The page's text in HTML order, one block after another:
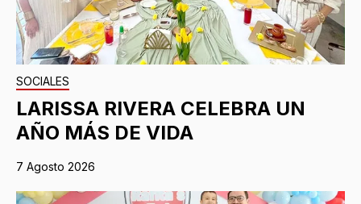
SOCIALES
LARISSA RIVERA CELEBRA UN
AÑO MÁS DE VIDA
7 Agosto 2026